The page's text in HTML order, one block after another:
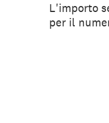
L'importo
per il